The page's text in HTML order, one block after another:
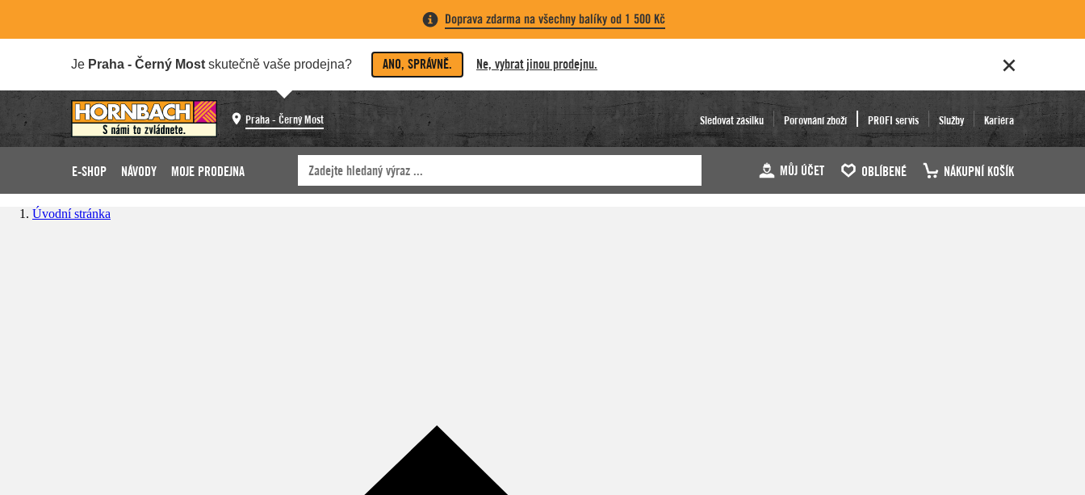
Doprava zdarma na všechny balíky od 1 500 Kč
Je Praha - Černý Most skutečně vaše prodejna? ANO, SPRÁVNĚ. Ne, vybrat jinou prodejnu.
Praha - Černý Most Sledovat zásilku Porovnání zboží PROFI servis Služby Kariéra
E-SHOP NÁVODY MOJE PRODEJNA MŮJ ÚČET OBLÍBENÉ NÁKUPNÍ KOŠÍK
Úvodní stránka